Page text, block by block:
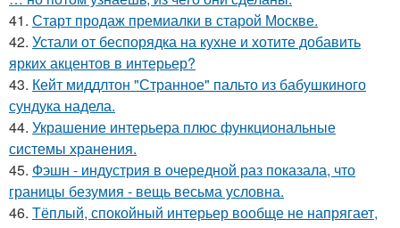
41. Старт продаж премиалки в старой Москве.
42. Устали от беспорядка на кухне и хотите добавить
ярких акцентов в интерьер?
43. Кейт миддлтон "Странное" пальто из бабушкиного
сундука надела.
44. Украшение интерьера плюс функциональные
системы хранения.
45. Фэшн - индустрия в очередной раз показала, что
границы безумия - вещь весьма условна.
46. Тёплый, спокойный интерьер вообще не напрягает,